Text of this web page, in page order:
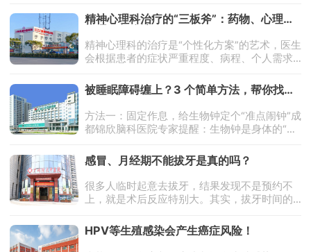
眠中：咽喉部肌肉放松，舌根后坠，加上肥胖
等因素导致颈部脂肪堆积，气道更容
精神心理科治疗的“三板斧”：药物、心理、
精神心理科的治疗是“个性化方案”的艺术，医生
会根据患者的症状严重程度、病程、个人需求
疗：快速稳定情绪的“基础工具”适用于中重度抑
郁/焦虑、双相情感
被睡眠障碍缠上？3 个简单方法，帮你找回
方法一：固定作息，给生物钟定个“准点闹钟”成
都锦欣脑科医院专家提醒：生物钟是身体的“睡
能快速入睡、睡够整觉。被睡眠障碍缠上的
人，大多有熬夜、赖床、午睡
感冒、月经期不能拔牙是真的吗？
很多人临时起意去拔牙，结果发现不是预约不
上，就是术后反应特别大。其实，拔牙时间的
凝血功能下降，拔牙后容易出血不止，还可能
增加感染风险。避开感冒、发烧
HPV等生殖感染会产生癌症风险！